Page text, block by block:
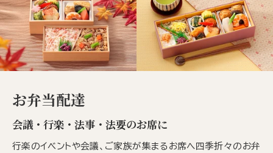
お弁当配達
会議・行楽・法事・法要のお席に
行楽のイベントや会議、ご家族が集まるお席へ四季折々のお弁